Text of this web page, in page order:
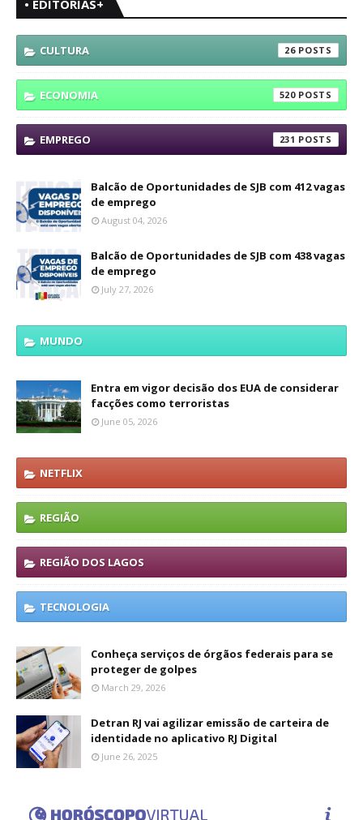
• EDITORIAS+
CULTURA 26
ECONOMIA 520
EMPREGO 231
Balcão de Oportunidades de SJB com 412 vagas
de emprego
August 04, 2026
Balcão de Oportunidades de SJB com 438 vagas
de emprego
July 27, 2026
MUNDO
Entra em vigor decisão dos EUA de considerar
facções como terroristas
June 05, 2026
NETFLIX
REGIÃO
REGIÃO DOS LAGOS
TECNOLOGIA
Conheça serviços de órgãos federais para se
proteger de golpes
March 29, 2026
Detran RJ vai agilizar emissão de carteira de
identidade no aplicativo RJ Digital
June 26, 2025